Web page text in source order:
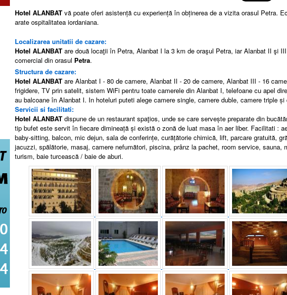
Hotel ALANBAT vă poate oferi asistenţă cu experienţă în obţinerea de a vizita orasul Petra.
arate ospitalitatea iordaniana.
Localizarea unitatii de cazare:
Hotel ALANBAT are două locaţii în Petra, Alanbat I la 3 km de oraşul Petra, iar Alanbat II şi
comercial din orasul Petra.
Structura de cazare:
Hotel ALANBAT are Alanbat I - 80 de camere, Alanbat II - 20 de camere, Alanbat III - 16
frigidere, TV prin satelit, sistem WiFi pentru toate camerele din Alanbat I, telefoane cu apel
au balcoane în Alanbat I. In hoteluri puteti alege camere single, camere duble, camere triple
Servicii si facilitati:
Hotel ALANBAT dispune de un restaurant spaţios, unde se care serveşte preparate din
tip bufet este servit în fiecare dimineaţă şi există o zonă de luat masa în aer liber. Facilitati : a
baby-sitting, balcon, mic dejun, sala de conferinţe, curăţătorie chimică, lift, parcare gratuită,
jacuzzi, spălătorie, masaj, camere nefumători, piscina, prânz la pachet, room service, sauna,
turism, baie turcească / baie de aburi.